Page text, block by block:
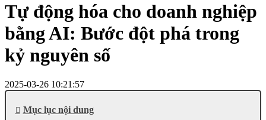
Tự động hóa cho doanh nghiệp
bằng AI: Bước đột phá trong
kỷ nguyên số
2025-03-26 10:21:57
Mục lục nội dung